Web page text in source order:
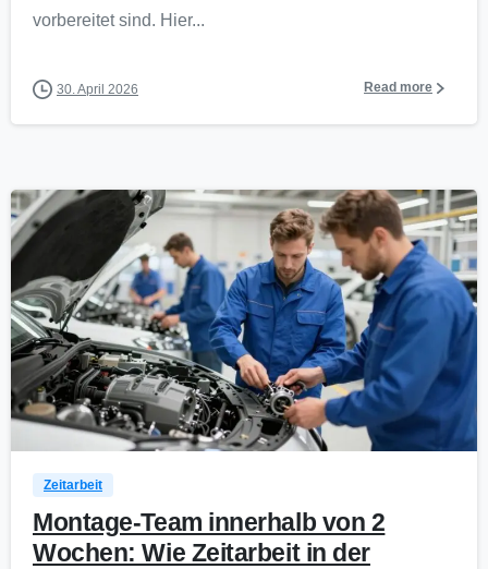
vorbereitet sind. Hier...
30. April 2026 Read more
Zeitarbeit
Montage-Team innerhalb von 2
Wochen: Wie Zeitarbeit in der